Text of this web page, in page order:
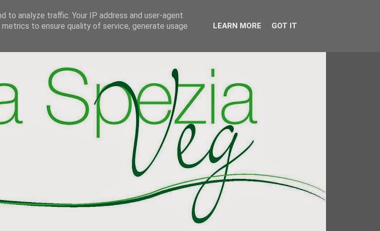
to analyze traffic. Your IP address and user-agent
to ensure quality of service, generate usage
LEARN MORE GOT IT